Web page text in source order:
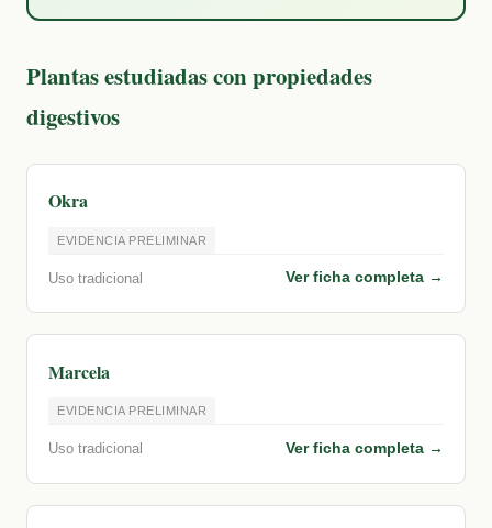
Plantas estudiadas con propiedades
digestivos
Okra
EVIDENCIA PRELIMINAR
Uso tradicional Ver ficha completa →
Marcela
EVIDENCIA PRELIMINAR
Uso tradicional Ver ficha completa →